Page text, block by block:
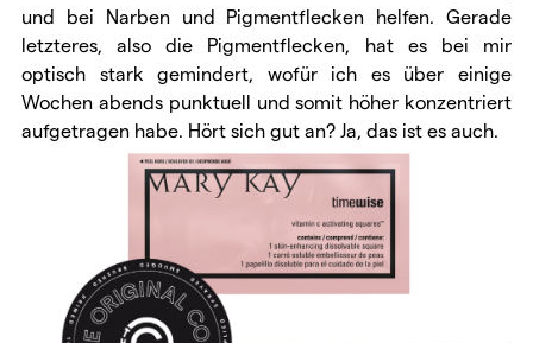
und bei Narben und Pigmentflecken helfen. Gerade
letzteres, also die Pigmentflecken, hat es bei mir
optisch stark gemindert, wofür ich es über einige
Wochen abends punktuell und somit höher konzentriert
aufgetragen habe. Hört sich gut an? Ja, das ist es auch.